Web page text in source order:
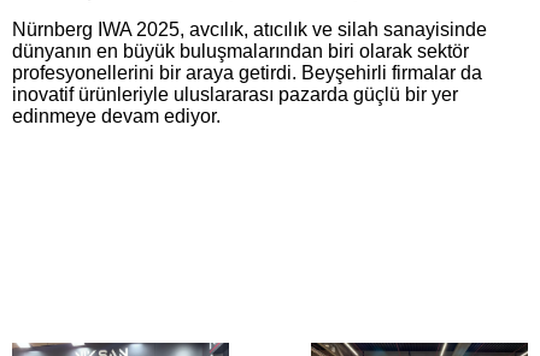
Nürnberg IWA 2025, avcılık, atıcılık ve silah sanayisinde
dünyanın en büyük buluşmalarından biri olarak sektör
profesyonellerini bir araya getirdi. Beyşehirli firmalar da
inovatif ürünleriyle uluslararası pazarda güçlü bir yer
edinmeye devam ediyor.